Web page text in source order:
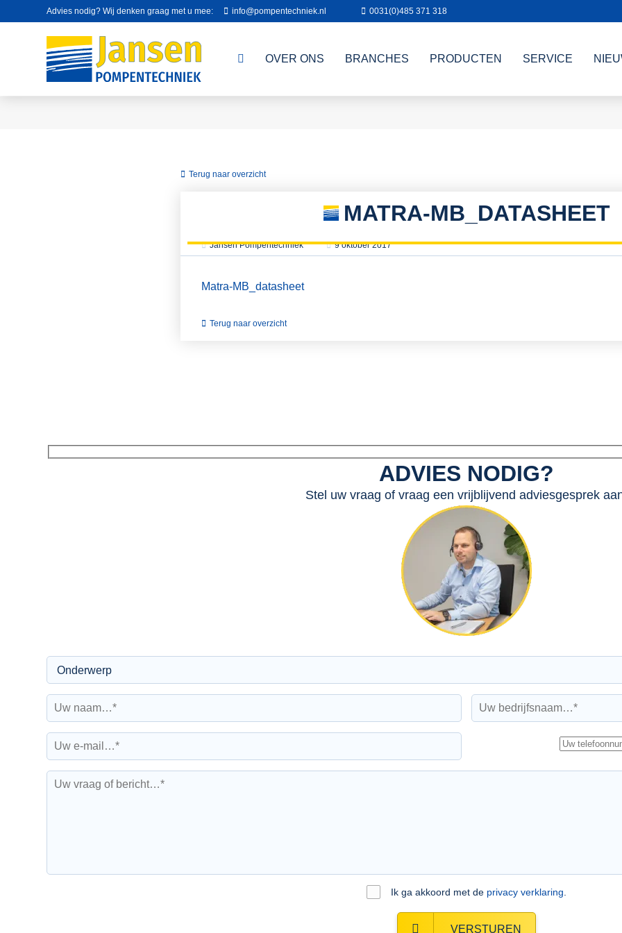
Advies nodig? Wij denken graag met u mee: info@pompentechniek.nl 0031(0)485 371 318
OVER ONS BRANCHES PRODUCTEN SERVICE
Terug naar overzicht
MATRA-MB_DATASHEET
Jansen Pompentechniek 9 oktober 2017
Matra-MB_datasheet
Terug naar overzicht
ADVIES NODIG?
Stel uw vraag of vraag een vrijblijvend adviesgesprek
Ik ga akkoord met de privacy verklaring
VERSTUREN